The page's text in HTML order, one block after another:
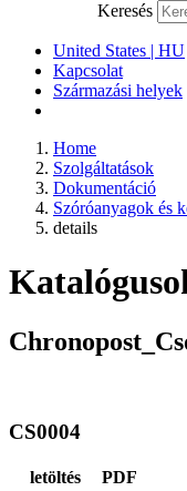
Keresés
United States | HU
Kapcsolat
Származási helyek
Home
Szolgáltatások
Dokumentáció
Szóróanyagok és
details
CS0004
letöltés
PDF